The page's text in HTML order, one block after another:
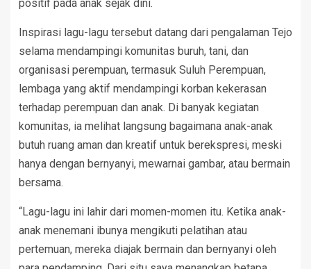
positif pada anak sejak dini.
Inspirasi lagu-lagu tersebut datang dari pengalaman Tejo
selama mendampingi komunitas buruh, tani, dan
organisasi perempuan, termasuk Suluh Perempuan,
lembaga yang aktif mendampingi korban kekerasan
terhadap perempuan dan anak. Di banyak kegiatan
komunitas, ia melihat langsung bagaimana anak-anak
butuh ruang aman dan kreatif untuk berekspresi, meski
hanya dengan bernyanyi, mewarnai gambar, atau bermain
bersama.
“Lagu-lagu ini lahir dari momen-momen itu. Ketika anak-
anak menemani ibunya mengikuti pelatihan atau
pertemuan, mereka diajak bermain dan bernyanyi oleh